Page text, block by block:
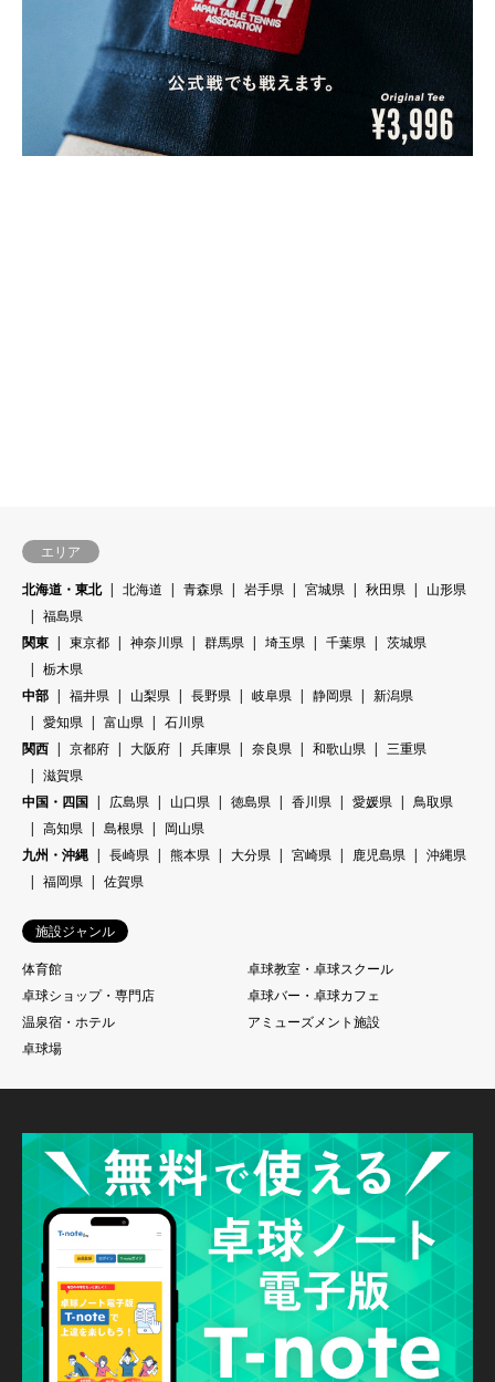
エリア
北海道・東北
北海道 青森県 岩手県 宮城県 秋田県
山形県
福島県
関東
東京都 神奈川県 群馬県 埼玉県 千葉県
茨城県
栃木県
中部
福井県 山梨県 長野県 岐阜県 静岡県
新潟県
愛知県
富山県
石川県
関西
京都府 大阪府 兵庫県 奈良県 和歌山県
三重県
滋賀県
中国・四国
広島県 山口県 徳島県 香川県 愛媛県
鳥取県
高知県
島根県
岡山県
九州・沖縄
長崎県 熊本県 大分県 宮崎県 鹿児島県
沖縄県
福岡県
佐賀県
施設ジャンル
体育館
卓球教室・卓球スクール
卓球ショップ・専門店
卓球バー・卓球カフェ
温泉宿・ホテル
アミューズメント施設
卓球場